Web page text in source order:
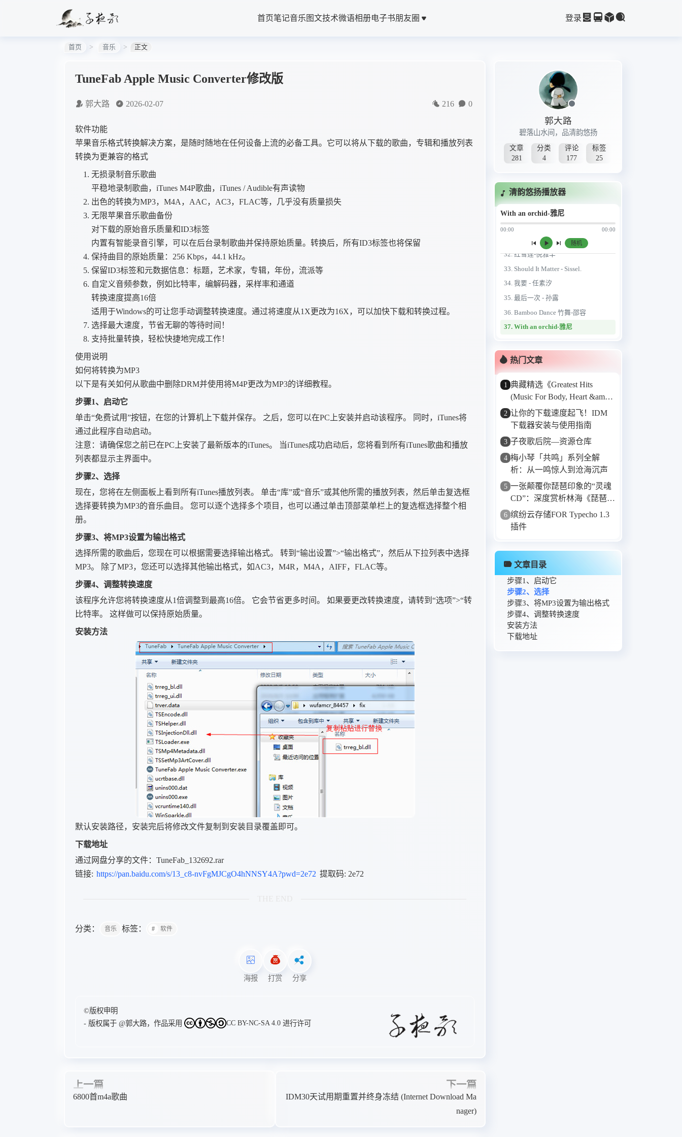
首页笔记音乐 图文技术微语相册电子书朋友圈 登录
首页 音乐 正文
TuneFab Apple Music Converter修改版
郭大路 2026-02-07 216 0
软件功能
苹果音乐格式转换解决方案，是随时随地在任何设备上流的必备工具。它可以将从下载的歌曲，专辑和播放列表
转换为更兼容的格式
无损录制音乐歌曲
平稳地录制歌曲，iTunes M4P歌曲，iTunes / Audible有声读物
出色的转换为MP3，M4A，AAC，AC3，FLAC等，几乎没有质量损失
无限苹果音乐歌曲备份
对下载的原始音乐质量和ID3标签
内置有智能录音引擎，可以在后台录制歌曲并保持原始质量。转换后，所有ID3标签也将保留
保持曲目的原始质量：256 Kbps，44.1 kHz。
保留ID3标签和元数据信息：标题，艺术家，专辑，年份，流派等
自定义音频参数，例如比特率，编解码器，采样率和通道
转换速度提高16倍
适用于Windows的可让您手动调整转换速度。通过将速度从1X更改为16X，可以加快下载和转换过程。
选择最大速度，节省无聊的等待时间！
支持批量转换，轻松快捷地完成工作！
使用说明
如何将转换为MP3
以下是有关如何从歌曲中删除DRM并使用将M4P更改为MP3的详细教程。
步骤1、启动它
单击“免费试用”按钮，在您的计算机上下载并保存。 之后，您可以在PC上安装并启动该程序。 同时，iTunes将
通过此程序自动启动。
注意：请确保您之前已在PC上安装了最新版本的iTunes。 当iTunes成功启动后，您将看到所有iTunes歌曲和播放
列表都显示主界面中。
步骤2、选择
现在，您将在左侧面板上看到所有iTunes播放列表。 单击“库”或“音乐”或其他所需的播放列表，然后单击复选框
选择要转换为MP3的音乐曲目。 您可以逐个选择多个项目，也可以通过单击顶部菜单栏上的复选框选择整个相
册。
步骤3、将MP3设置为输出格式
选择所需的歌曲后，您现在可以根据需要选择输出格式。 转到“输出设置”>“输出格式”，然后从下拉列表中选择
MP3。 除了MP3，您还可以选择其他输出格式，如AC3，M4R，M4A，AIFF，FLAC等。
步骤4、调整转换速度
该程序允许您将转换速度从1倍调整到最高16倍。 它会节省更多时间。 如果要更改转换速度，请转到“选项”>“转
比特率。 这样做可以保持原始质量。
安装方法
默认安装路径，安装完后将修改文件复制到安装目录覆盖即可。
下载地址
通过网盘分享的文件：TuneFab_132692.rar
链接: https://pan.baidu.com/s/13_c8-nvFgMJCgO4hNNSY4A?pwd=2e72 提取码: 2e72
分类： 音乐 标签： 软件
海报 打赏 分享
©版权申明
- 版权属于 @郭大路，作品采用 CC BY-NC-SA 4.0 进行许可
上一篇
6800首m4a歌曲
下一篇
IDM30天试用期重置并终身冻结 (Internet Download Ma
nager)
郭大路
碧落山水间，品清韵悠扬
文章
281
分类
4
评论
177
标签
25
清韵悠扬播放器
With an orchid-雅尼
00:00 00:00
随机
20. 梦的翅膀受了伤-孙露
21. 德令哈的一夜-刀郎
22. 莫斯科郊外的晚上-楼兰
23. 有谁共鸣-王嘉文
24. 我们的歌谣-张玮伽
25. 浮生记DJ(小淘气)-海来阿木
27. 爱情没有那么美-张伟珈
28. 看穿-孙露
29. 海浪-张伟珈
30. 离人-孙露
31. 你在哪里-谭艳
32. 红雪莲-倪雅丰
33. Should It Matter - Sissel.
34. 我要 - 任素汐
35. 最后一次 - 孙露
36. Bamboo Dance 竹舞-邵容
37. With an orchid-雅尼
39. 禅房梅影-巫娜
40. calling wisdom-Karunesh
热门文章
1 典藏精选《Greatest Hits
(Music For Body, Heart &amp;
Soul)》——Karunesh的音乐
“金三角”
2 让你的下载速度起飞！IDM
下载器安装与使用指南
3 子夜歌后院—资源仓库
4 梅小琴「共鸣」系列全解
析：从一鸣惊人到沧海沉声
5 一张颠覆你琵琶印象的“灵魂
CD”：深度赏析林海《琵琶
相》
6 缤纷云存储FOR Typecho 1.3
插件
文章目录
步骤1、启动它
步骤2、选择
步骤3、将MP3设置为输出格式
步骤4、调整转换速度
安装方法
下载地址